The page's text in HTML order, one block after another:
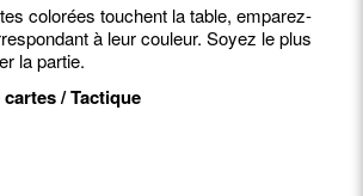
colorées touchent la table, emparez-
à leur couleur. Soyez le plus
la partie.
/ Tactique